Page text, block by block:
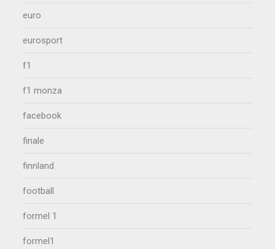
euro
eurosport
f1
f1 monza
facebook
finale
finnland
football
formel 1
formel1